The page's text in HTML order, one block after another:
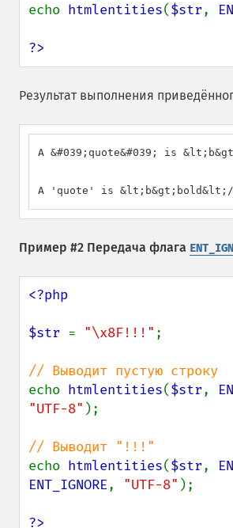
echo htmlentities($str,
?>
Результат выполнения
A &#039;quote&#039; is
A 'quote' is &lt;b&gt;bold&lt;/
Пример #2 Передача флага
<?php
$str = "\x8F!!!" ;
echo htmlentities($str,
"UTF-8" );
echo htmlentities($str,
ENT_IGNORE, "UTF-8" );
?>